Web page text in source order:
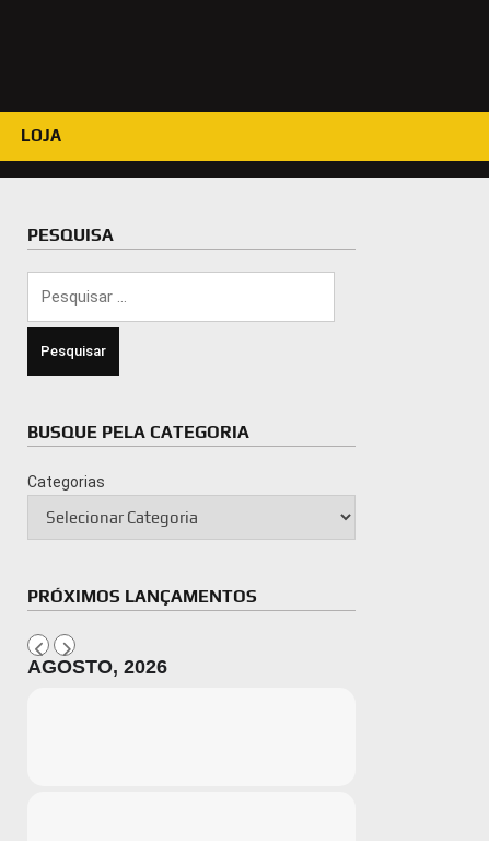
LOJA
PESQUISA
BUSQUE PELA CATEGORIA
Categorias
PRÓXIMOS LANÇAMENTOS
AGOSTO, 2026